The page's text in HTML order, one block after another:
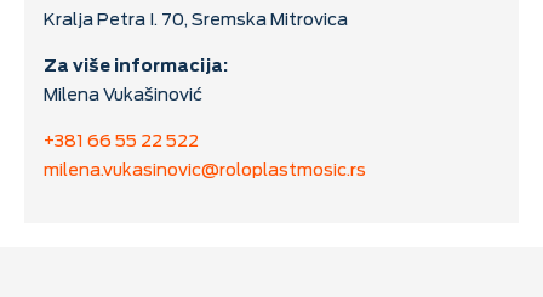
Kralja Petra I. 70, Sremska Mitrovica
Za više informacija:
Milena Vukašinović
+381 66 55 22 522
milena.vukasinovic@roloplastmosic.rs